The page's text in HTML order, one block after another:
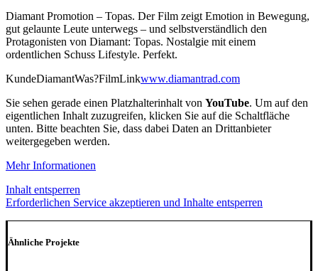
Diamant Promotion – Topas. Der Film zeigt Emotion in Bewegung,
gut gelaunte Leute unterwegs – und selbstverständlich den
Protagonisten von Diamant: Topas. Nostalgie mit einem
ordentlichen Schuss Lifestyle. Perfekt.
KundeDiamantWas?FilmLinkwww.diamantrad.com
Sie sehen gerade einen Platzhalterinhalt von YouTube. Um auf den
eigentlichen Inhalt zuzugreifen, klicken Sie auf die Schaltfläche
unten. Bitte beachten Sie, dass dabei Daten an Drittanbieter
weitergegeben werden.
Mehr Informationen
Inhalt entsperren
Erforderlichen Service akzeptieren und Inhalte entsperren
Ähnliche Projekte